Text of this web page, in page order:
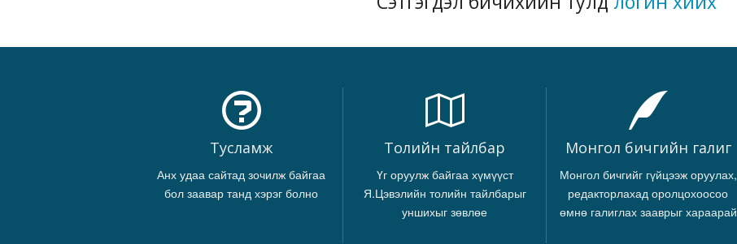
Тусламж
Анх удаа сайтад зочилж байгаа
бол заавар танд хэрэг болно
Толийн тайлбар
Үг оруулж байгаа хүмүүст
Я.Цэвэлийн толийн тайлбарыг
уншихыг зөвлөе
Монгол бичгийн галиг
Монгол бичгийг гүйцээж оруулах,
редакторлахад оролцохоосоо
өмнө галиглах зааврыг хараарай